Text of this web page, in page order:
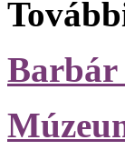
Barbár